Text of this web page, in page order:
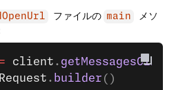
ファイルの main
メソ
client . getMessagesClient
. builder ()